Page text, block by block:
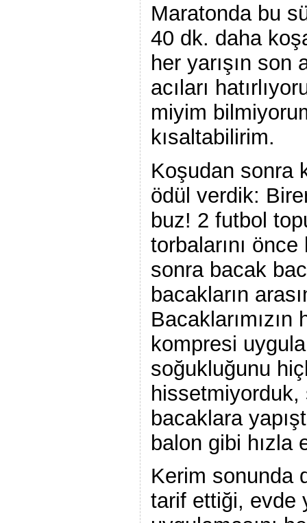
Maratonda bu
40 dk. daha
her yarışın son
acıları
miyim
kısaltabilirim.
Koşudan sonra
ödül verdik:
buz! 2 futbol
torbalarını
sonra bacak
bacakların
kompresi
soğukluğunu
hissetmiyorduk,
bacaklara
balon gibi hızla
Kerim sonunda
tarif ettiği, evde